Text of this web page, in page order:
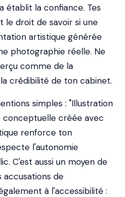
établit la confiance. Tes
droit de savoir si une
artistique générée
photographie réelle. Ne
comme de la
crédibilité de ton cabinet.
simples : "Illustration
conceptuelle créée avec
renforce ton
l'autonomie
C'est aussi un moyen de
de
à l'accessibilité :